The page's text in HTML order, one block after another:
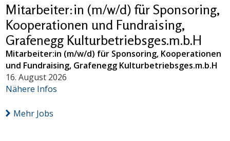
Mitarbeiter:in (m/w/d) für Sponsoring,
Kooperationen und Fundraising,
Grafenegg Kulturbetriebsges.m.b.H
Mitarbeiter:in (m/w/d) für Sponsoring, Kooperationen
und Fundraising, Grafenegg Kulturbetriebsges.m.b.H
16. August 2026
Nähere Infos
Mehr Jobs